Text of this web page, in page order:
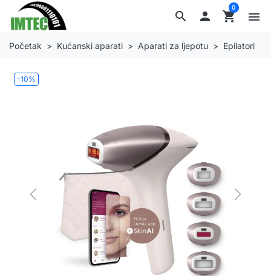
search  shopping_cart
0
menu
Početak Kućanski aparati Aparati za ljepotu Epilatori
-10%
Previous Next